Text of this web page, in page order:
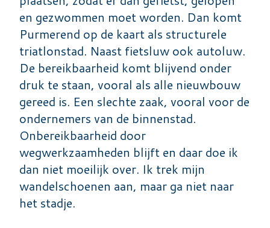
en gezwommen moet worden. Dan komt
Purmerend op de kaart als structurele
triatlonstad. Naast fietsluw ook autoluw.
De bereikbaarheid komt blijvend onder
druk te staan, vooral als alle nieuwbouw
gereed is. Een slechte zaak, vooral voor de
ondernemers van de binnenstad.
Onbereikbaarheid door
wegwerkzaamheden blijft en daar doe ik
dan niet moeilijk over. Ik trek mijn
wandelschoenen aan, maar ga niet naar
het stadje.